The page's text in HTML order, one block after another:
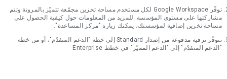
توفّر Google Workspace لكل مستخدم مساحة تخزين مجمّعة تتميّز بالمرونة وتتم
مشاركتها على مستوى المؤسسة. للمزيد من المعلومات حول كيفية الحصول على
مساحة تخزين إضافية لمؤسستك، يمكنك زيارة "مركز المساعدة".
تتوفّر ترقية مدفوعة من إصدار Standard إلى خطة "الدعم المتقدّم"، أو من خطة
"الدعم المتقدّم" إلى "الدعم المميّز" في خطط Enterprise